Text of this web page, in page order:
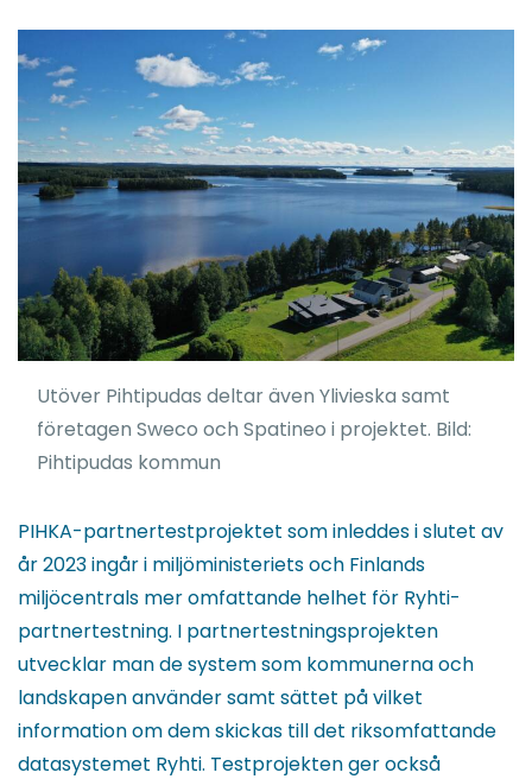
Utöver Pihtipudas deltar även Ylivieska samt
företagen Sweco och Spatineo i projektet. Bild:
Pihtipudas kommun
PIHKA-partnertestprojektet som inleddes i slutet av
år 2023 ingår i miljöministeriets och Finlands
miljöcentrals mer omfattande helhet för Ryhti-
partnertestning. I partnertestningsprojekten
utvecklar man de system som kommunerna och
landskapen använder samt sättet på vilket
information om dem skickas till det riksomfattande
datasystemet Ryhti. Testprojekten ger också